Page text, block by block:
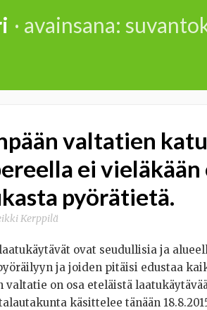
· avainsana:
valtatien
ei
pyörätietä.
Kerppilä
ovat seudullisia ja
ja joiden pitäisi edustaa
valtatie on osa eteläistä
käsittelee tänään